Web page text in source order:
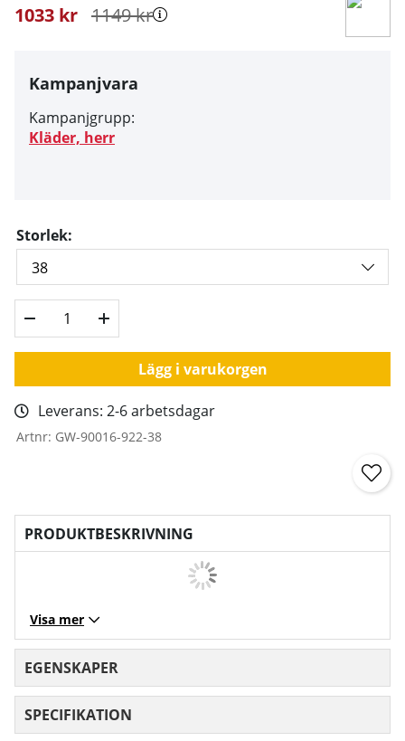
1149kr
1033 kr
Kampanjvara
Kampanjgrupp:
Kläder, herr
Storlek:
Lägg i varukorgen
Leverans: 2-6 arbetsdagar
Artnr: GW-90016-922-38
PRODUKTBESKRIVNING
Visa mer
EGENSKAPER
SPECIFIKATION